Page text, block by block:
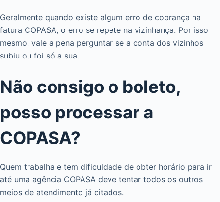
Geralmente quando existe algum erro de cobrança na
fatura COPASA, o erro se repete na vizinhança. Por isso
mesmo, vale a pena perguntar se a conta dos vizinhos
subiu ou foi só a sua.
Não consigo o boleto,
posso processar a
COPASA?
Quem trabalha e tem dificuldade de obter horário para ir
até uma agência COPASA deve tentar todos os outros
meios de atendimento já citados.